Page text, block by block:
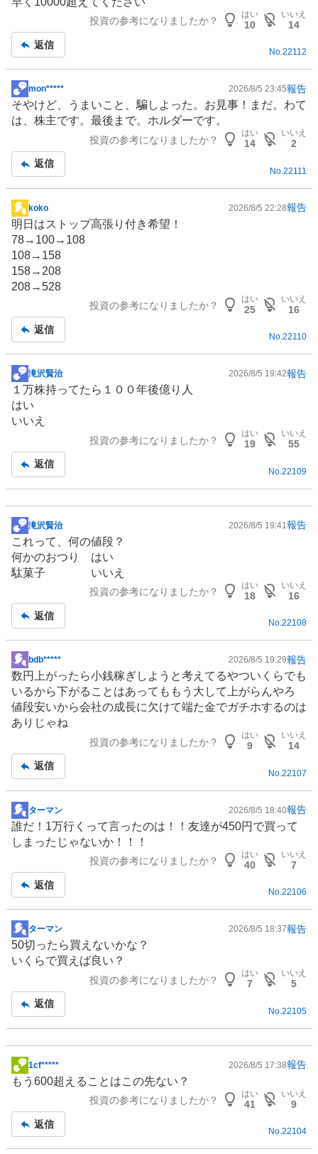
板
投資の参考になりましたか？
はい
10
いいえ
14
返信
No.22112
掲
示
板
mon***** 2026/8/5 23:45報告
そやけど、うまいこと、騙しよった。お見事！まだ。わて
は、株主です。最後まで。ホルダーです。
投資の参考になりましたか？
はい
14
いいえ
2
返信
No. 22111
掲
示
板
記
事
koko 2026/8/5 22:28報告
明日はストップ高張り付き希望！
78→100→108
108→158
158→208
208→528
投資の参考になりましたか？
はい
25
いいえ
16
返信
No.22110
掲
示
板
記
滝沢賢治 2026/8/5 19:42報告
１万株持ってたら１００年後億り人
はい
いいえ
投資の参考になりましたか？
はい
19
いいえ
55
返信
No. 22109
掲
示
板
記
滝沢賢治 2026/8/5 19:41 報告
これって、何の値段？
何かのおつり はい
駄菓子 いいえ
投資の参考になりましたか？
はい
18
いいえ
16
返信
No.22108
掲
示
板
記
事
bdb***** 2026/8/5 19:29報告
数円上がったら小銭稼ぎしようと考えてるやついくらでも
いるから下がることはあってももう大して上がらんやろ
値段安いから会社の成長に欠けて端た金でガチホするのは
ありじゃね
投資の参考になりましたか？
はい
9
いいえ
14
返信
No. 22107
掲
示
板
ターマン 2026/8/5 18:40報告
誰だ！1万行くって言ったのは！！友達が450円で買って
しまったじゃないか！！！
投資の参考になりましたか？
はい
40
いいえ
7
返信
No.22106
掲
示
板
ターマン 2026/8/5 18:37報告
50切ったら買えないかな？
いくらで買えば良い？
投資の参考になりましたか？
はい
7
いいえ
5
返信
No. 22105
掲
示
事
1cf***** 2026/8/5 17:38報告
もう600超えることはこの先ない？
投資の参考になりましたか？
はい
41
いいえ
9
返信
No.22104